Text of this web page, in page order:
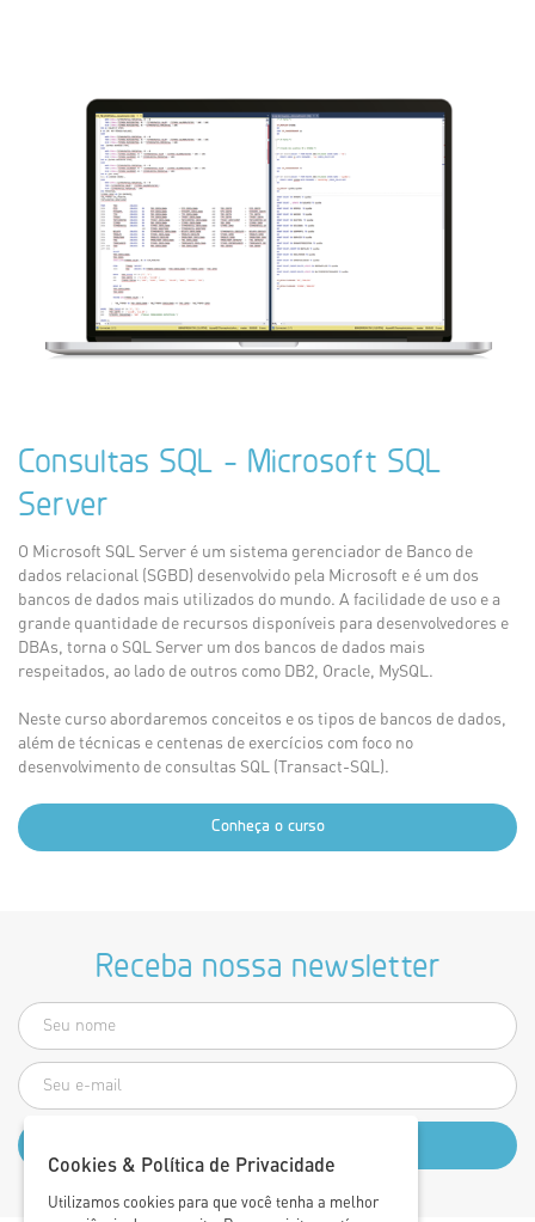
Consultas SQL - Microsoft SQL
Server
O Microsoft SQL Server é um sistema gerenciador de Banco de
dados relacional (SGBD) desenvolvido pela Microsoft e é um dos
bancos de dados mais utilizados do mundo. A facilidade de uso e a
grande quantidade de recursos disponíveis para desenvolvedores e
DBAs, torna o SQL Server um dos bancos de dados mais
respeitados, ao lado de outros como DB2, Oracle, MySQL.
Neste curso abordaremos conceitos e os tipos de bancos de dados,
além de técnicas e centenas de exercícios com foco no
desenvolvimento de consultas SQL (Transact-SQL).
Conheça o curso
Receba nossa newsletter
Cookies & Política de Privacidade
Utilizamos cookies para que você tenha a melhor